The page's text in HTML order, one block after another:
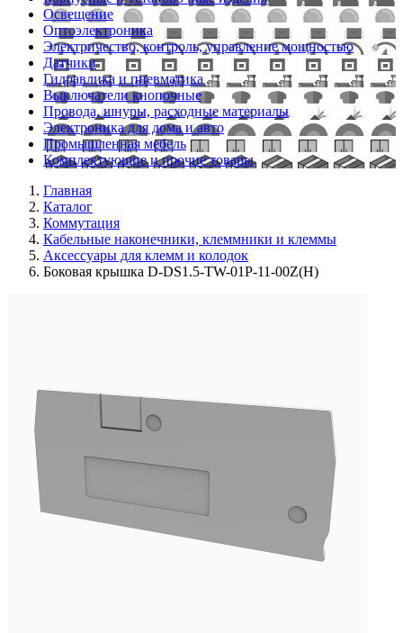
Освещение
Оптоэлектроника
Электричество, контроль, управление мощностью
Датчики
Гидравлика и пневматика
Выключатели кнопочные
Провода, шнуры, расходные материалы
Электроника для дома и авто
Промышленная мебель
Комплектующие и прочие товары
Главная
Каталог
Коммутация
Кабельные наконечники, клеммники и клеммы
Аксессуары для клемм и колодок
Боковая крышка D-DS1.5-TW-01P-11-00Z(H)